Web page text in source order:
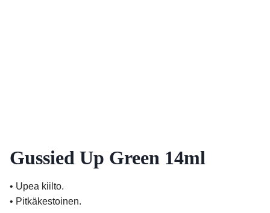
Gussied Up Green 14ml
• Upea kiilto.
• Pitkäkestoinen.